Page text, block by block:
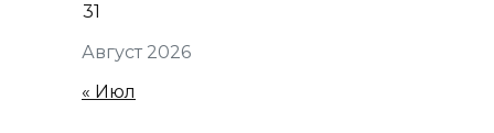
Август 2026
31
« Июл